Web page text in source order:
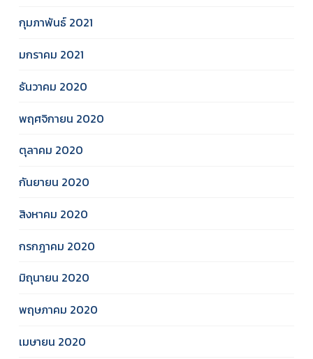
กุมภาพันธ์ 2021
มกราคม 2021
ธันวาคม 2020
พฤศจิกายน 2020
ตุลาคม 2020
กันยายน 2020
สิงหาคม 2020
กรกฎาคม 2020
มิถุนายน 2020
พฤษภาคม 2020
เมษายน 2020